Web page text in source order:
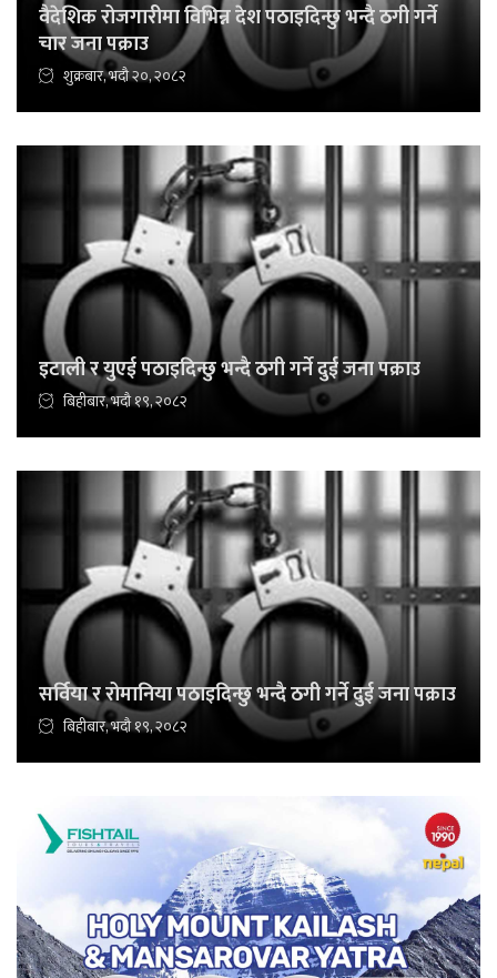
वैदेशिक रोजगारीमा विभिन्न देश पठाइदिन्छु भन्दै ठगी गर्ने
चार जना पक्राउ
शुक्रबार, भदौ २०, २०८२
इटाली र युएई पठाइदिन्छु भन्दै ठगी गर्ने दुई जना पक्राउ
बिहीबार, भदौ १९, २०८२
सर्विया र रोमानिया पठाइदिन्छु भन्दै ठगी गर्ने दुई जना पक्राउ
बिहीबार, भदौ १९, २०८२